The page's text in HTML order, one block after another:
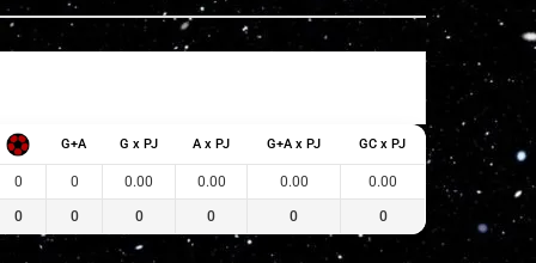
G+A G x PJ A x PJ G+A x PJ GC x PJ
0 0 0.00 0.00 0.00 0.00
0 0 0 0 0 0